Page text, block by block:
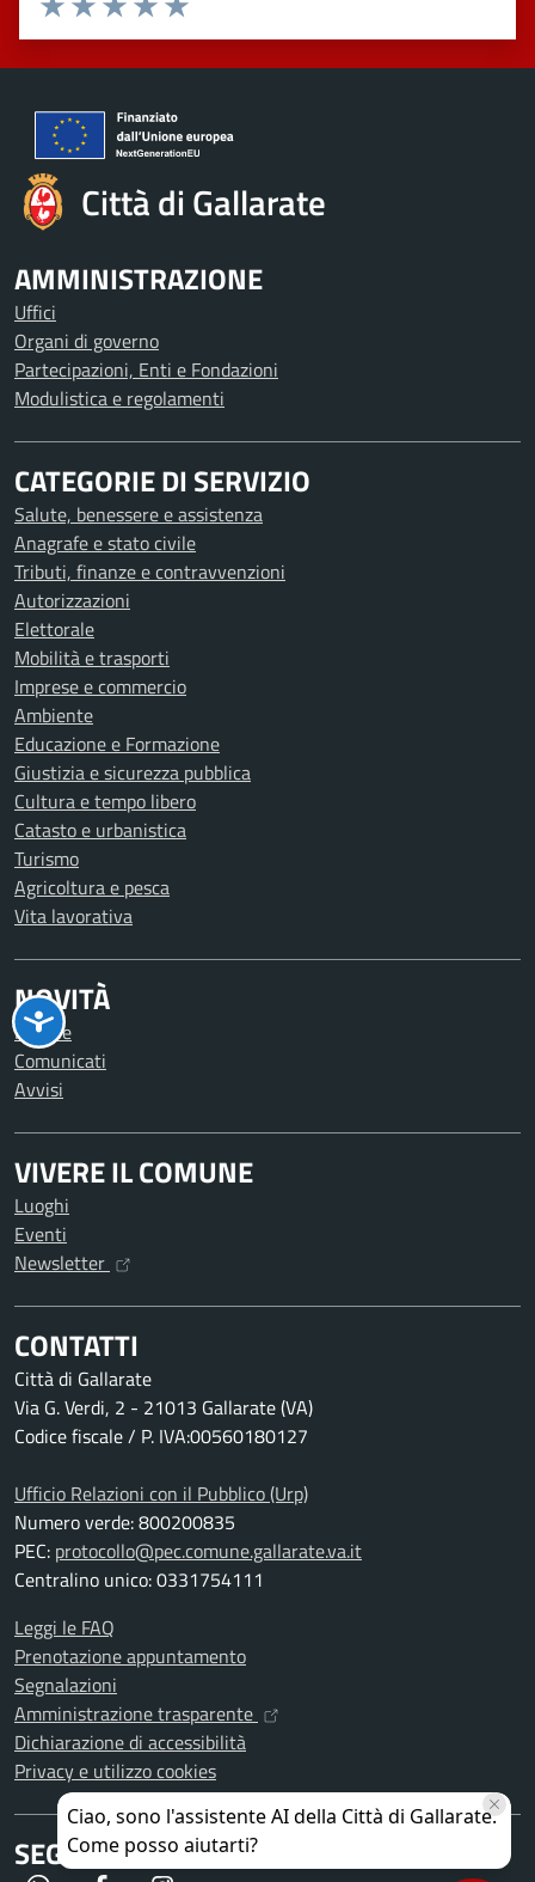
Valuta 5 stelle su 5
Valuta 4 stelle su 5
Valuta 3 stelle su 5
Valuta 2 stelle su 5
Valuta 1 stelle su 5
Città di Gallarate
AMMINISTRAZIONE
Uffici
Organi di governo
Partecipazioni, Enti e Fondazioni
Modulistica e regolamenti
CATEGORIE DI SERVIZIO
Salute, benessere e assistenza
Anagrafe e stato civile
Tributi, finanze e contravvenzioni
Autorizzazioni
Elettorale
Mobilità e trasporti
Imprese e commercio
Ambiente
Educazione e Formazione
Giustizia e sicurezza pubblica
Cultura e tempo libero
Catasto e urbanistica
Turismo
Agricoltura e pesca
Vita lavorativa
NOVITÀ
Notizie
Comunicati
Avvisi
VIVERE IL COMUNE
Luoghi
Eventi
Newsletter
CONTATTI
Città di Gallarate
Via G. Verdi, 2 - 21013 Gallarate (VA)
Codice fiscale / P. IVA:00560180127
Ufficio Relazioni con il Pubblico (Urp)
Numero verde: 800200835
PEC: protocollo@pec.comune.gallarate.va.it
Centralino unico: 0331754111
Leggi le FAQ
Prenotazione appuntamento
Segnalazioni
Amministrazione trasparente
Dichiarazione di accessibilità
Privacy e utilizzo cookies
SEGUICI SU